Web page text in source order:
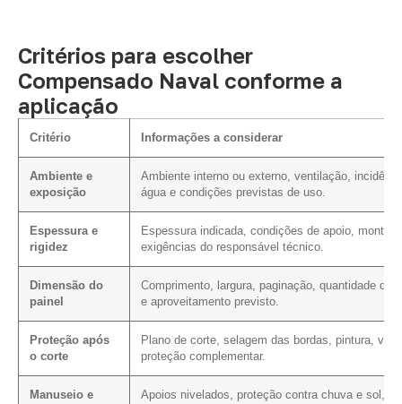
Critérios para escolher
Compensado Naval conforme a
aplicação
Critério Informações a considerar
Ambiente e
exposição
Ambiente interno ou externo, ventilação,
água e condições previstas de uso.
Espessura e
rigidez
Espessura indicada, condições de apoio,
exigências do responsável técnico.
Dimensão do
painel
Comprimento, largura, paginação, quantidade de
e aproveitamento previsto.
Proteção após
o corte
Plano de corte, selagem das bordas, pintura,
proteção complementar.
Manuseio e
Apoios nivelados, proteção contra chuva e sol,